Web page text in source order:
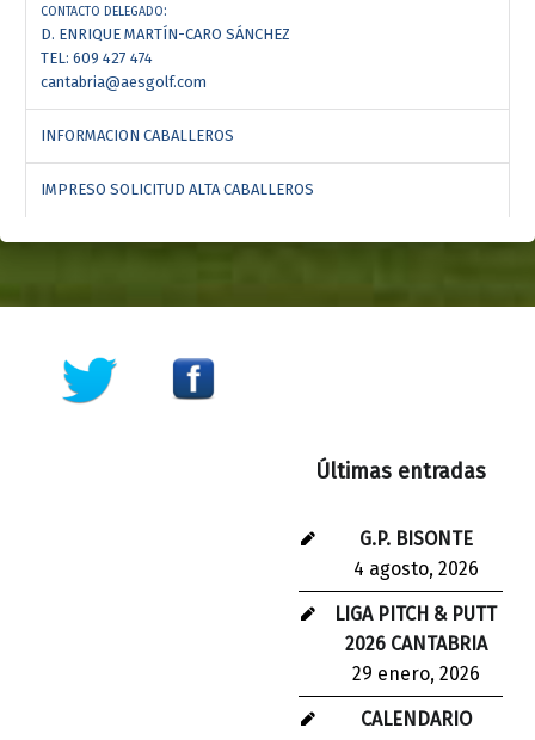
CONTACTO DELEGADO:
D. ENRIQUE MARTÍN-CARO SÁNCHEZ
TEL: 609 427 474
cantabria@aesgolf.com
INFORMACION CABALLEROS
IMPRESO SOLICITUD ALTA CABALLEROS
Últimas entradas
G.P. BISONTE
4 agosto, 2026
LIGA PITCH & PUTT
2026 CANTABRIA
29 enero, 2026
CALENDARIO